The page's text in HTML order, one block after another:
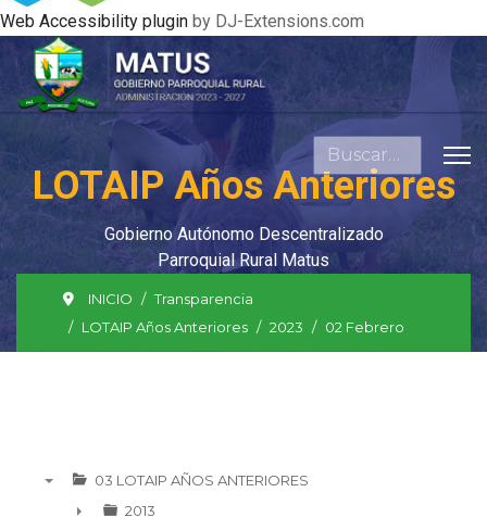
Web Accessibility plugin by DJ-Extensions.com
Buscar
LOTAIP Años Anteriores
Gobierno Autónomo Descentralizado
Parroquial Rural Matus
INICIO
Transparencia
LOTAIP Años Anteriores
2023 02 Febrero
03 LOTAIP AÑOS ANTERIORES
2013